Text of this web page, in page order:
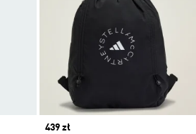
Price
439 zł